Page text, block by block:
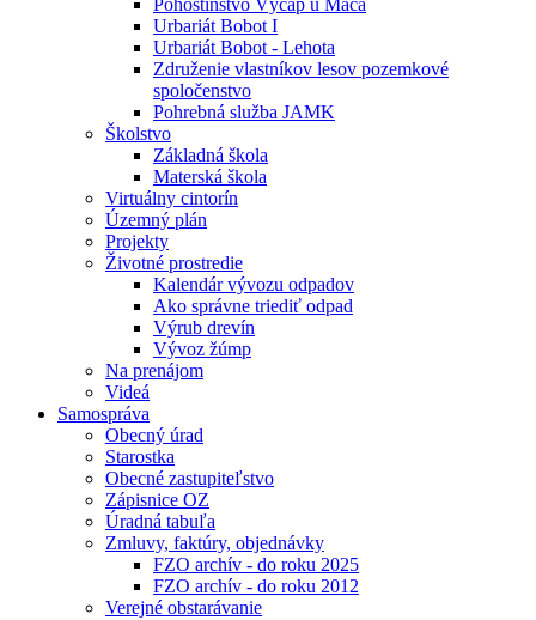
Pohostinstvo Výčap u Maca
Urbariát Bobot I
Urbariát Bobot - Lehota
Združenie vlastníkov lesov pozemkové
spoločenstvo
Pohrebná služba JAMK
Školstvo
Základná škola
Materská škola
Virtuálny cintorín
Územný plán
Projekty
Životné prostredie
Kalendár vývozu odpadov
Ako správne triediť odpad
Výrub drevín
Vývoz žúmp
Na prenájom
Videá
Samospráva
Obecný úrad
Starostka
Obecné zastupiteľstvo
Zápisnice OZ
Úradná tabuľa
Zmluvy, faktúry, objednávky
FZO archív - do roku 2025
FZO archív - do roku 2012
Verejné obstarávanie